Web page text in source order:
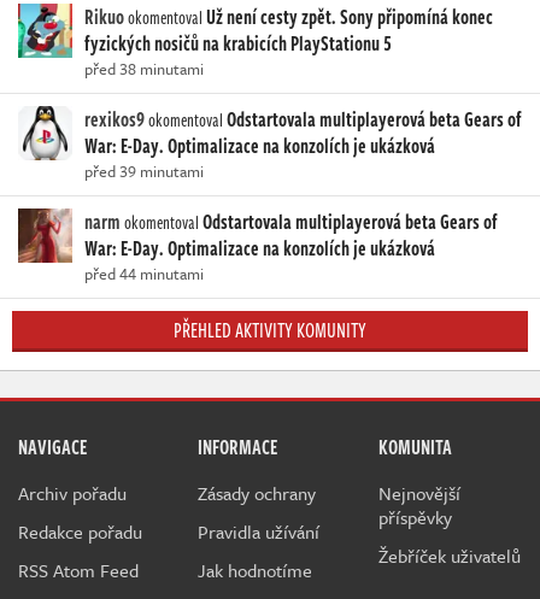
RikuookomentovalUž není cesty zpět. Sony připomíná konec
fyzických nosičů na krabicích PlayStationu 5
před 38 minutami
rexikos9okomentovalOdstartovala multiplayerová beta Gears of
War: E-Day. Optimalizace na konzolích je ukázková
před 39 minutami
narmokomentovalOdstartovala multiplayerová beta Gears of
War: E-Day. Optimalizace na konzolích je ukázková
před 44 minutami
PŘEHLED AKTIVITY KOMUNITY
NAVIGACE
Archiv pořadu
Redakce pořadu
RSS Atom Feed
INFORMACE
Zásady ochrany
Pravidla užívání
Jak hodnotíme
KOMUNITA
Nejnovější
příspěvky
Žebříček uživatelů